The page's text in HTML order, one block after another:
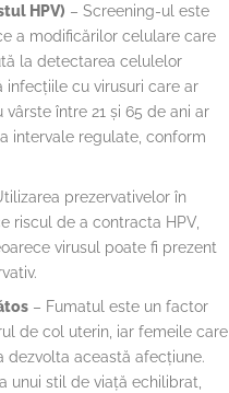
HPV) – Screening-ul este
a modificărilor celulare care
la detectarea celulelor
infecțiile cu virusuri care ar
între 21 și 65 de ani ar
intervale regulate, conform
prezervativelor în
riscul de a contracta HPV,
virusul poate fi prezent
– Fumatul este un factor
de col uterin, iar femeile care
dezvolta această afecțiune.
unui stil de viață echilibrat,